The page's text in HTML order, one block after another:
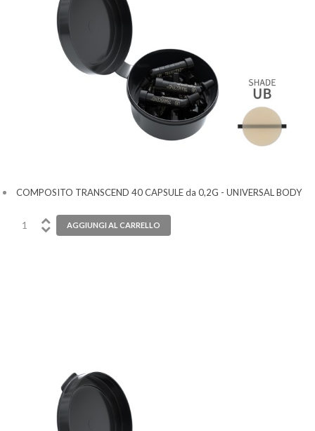
COMPOSITO TRANSCEND 40 CAPSULE da 0,2G - UNIVERSAL BODY